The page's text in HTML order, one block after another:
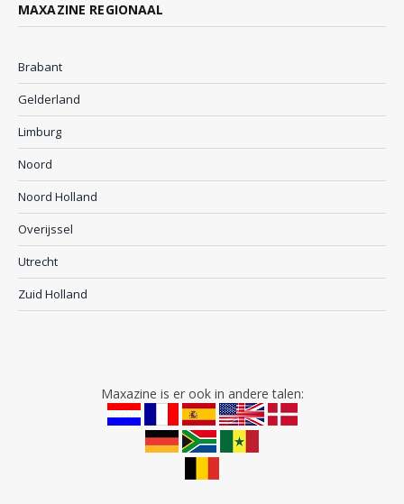
MAXAZINE REGIONAAL
Brabant
Gelderland
Limburg
Noord
Noord Holland
Overijssel
Utrecht
Zuid Holland
Maxazine is er ook in andere talen: